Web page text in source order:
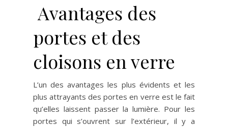
Avantages des
portes et des
cloisons en verre
L’un des avantages les plus évidents et les
plus attrayants des portes en verre est le fait
qu’elles laissent passer la lumière. Pour les
portes qui s’ouvrent sur l’extérieur, il y a